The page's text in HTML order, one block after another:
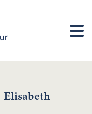
Elisabeth